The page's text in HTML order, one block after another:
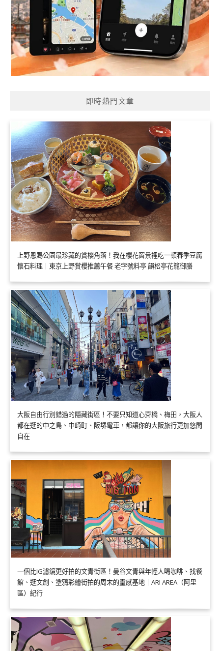
即時熱門文章
上野恩賜公園最珍藏的賞櫻角落！我在櫻花窗景裡吃一頓春季豆腐
懷石料理｜東京上野賞櫻推薦午餐 老字號料亭 韻松亭花籠御膳
大阪自由行別錯過的隱藏街區！不要只知道心齋橋、梅田，大阪人
都在逛的中之島、中崎町、阪堺電車，都讓你的大阪旅行更加悠閒
自在
一個比IG濾鏡更好拍的文青街區！曼谷文青與年輕人喝咖啡、找餐
館、逛文創、塗鴉彩繪街拍的周末的靈感基地｜ARI AREA（阿里
區）紀行